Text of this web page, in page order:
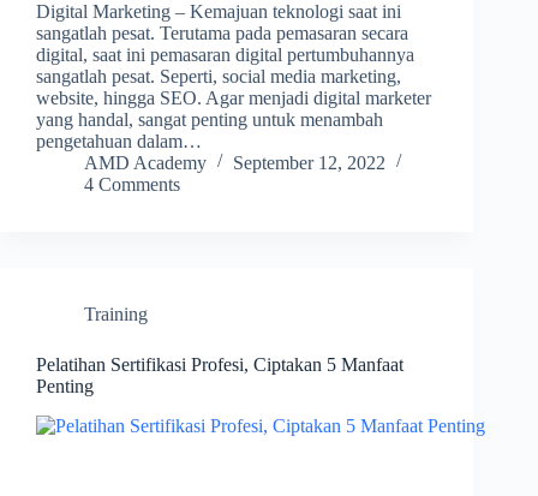
Digital Marketing – Kemajuan teknologi saat ini
sangatlah pesat. Terutama pada pemasaran secara
digital, saat ini pemasaran digital pertumbuhannya
sangatlah pesat. Seperti, social media marketing,
website, hingga SEO. Agar menjadi digital marketer
yang handal, sangat penting untuk menambah
pengetahuan dalam…
AMD Academy
September 12, 2022
4 Comments
Training
Pelatihan Sertifikasi Profesi, Ciptakan 5 Manfaat
Penting